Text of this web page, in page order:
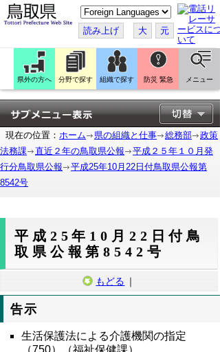
こ
の
ペ
ー
ジ
翻
訳
す
る
読み上げ 大 元
県外の方へ 分野で探す 組織で探す 防災 緊急 メニュー
現在の位置： ホーム 県の組織と仕事 総務部
政策
法務課
直近２年の鳥取県公報
平成２５年１０月発
行分鳥取県公報
平成25年10月22日付鳥取県公報第
8542号
平成25年10月22日付鳥
取県公報第8542号
もどる ｜
告示
生活保護法による介護機関の指定
（750）（福祉保健課）